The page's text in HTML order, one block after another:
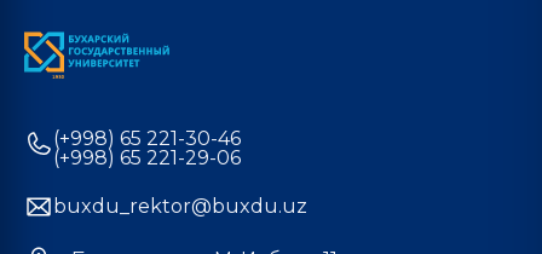
(+998) 65 221-30-46
(+998) 65 221-29-06
buxdu_rektor@buxdu.uz